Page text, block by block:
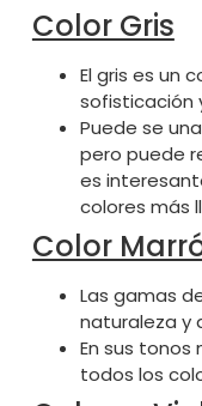
Color Gris
El gris es un
sofisticación
Puede se
pero puede
es
colores más
Color
Las gamas
naturaleza y
En sus tonos
todos los